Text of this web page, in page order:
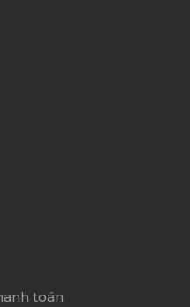
toán